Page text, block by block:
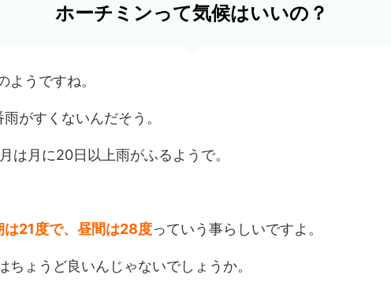
ホーチミンって気候はいいの？
ようですね。
がすくないんだそう。
は月に20日以上雨がふるようで。
は21度で、昼間は28度っていう事らしいですよ。
ちょうど良いんじゃないでしょうか。